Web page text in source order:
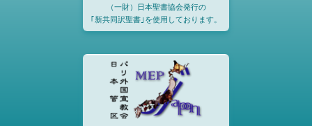
（一財）日本聖書協会発行の
｢新共同訳聖書｣を使用しております。